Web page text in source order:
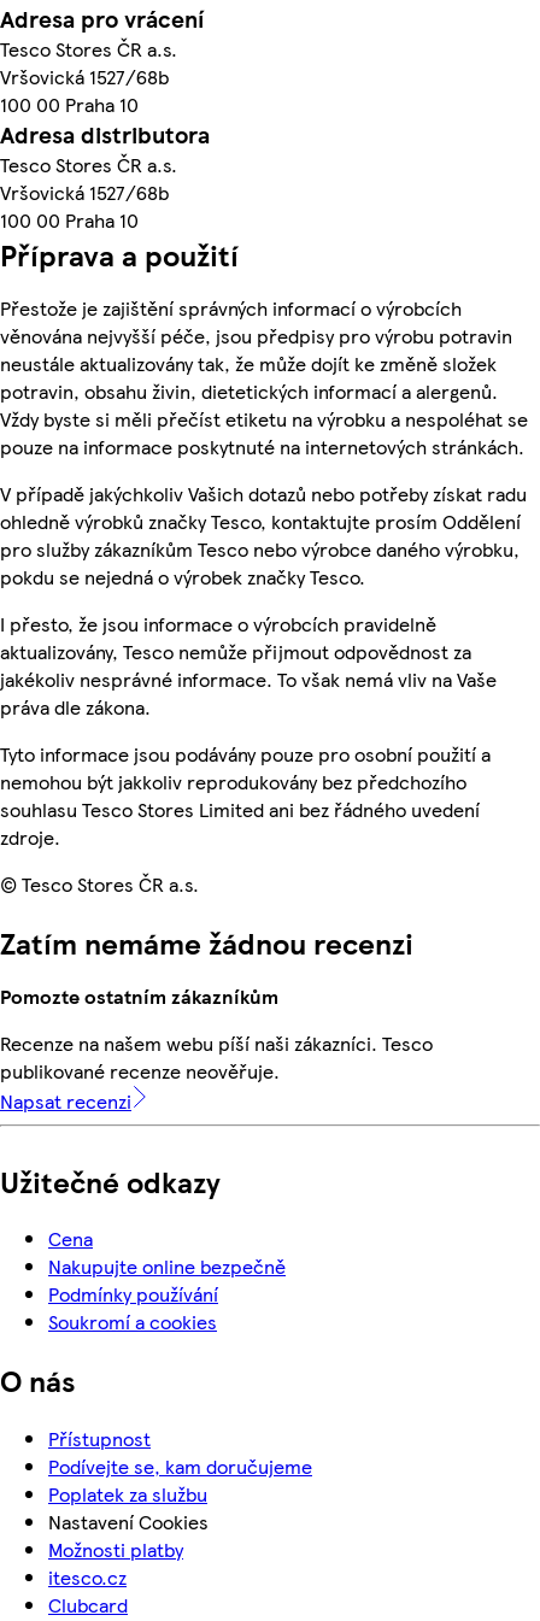
Adresa pro vrácení
Tesco Stores ČR a.s.
Vršovická 1527/68b
100 00 Praha 10
Adresa distributora
Tesco Stores ČR a.s.
Vršovická 1527/68b
100 00 Praha 10
Příprava a použití
Přestože je zajištění správných informací o výrobcích
věnována nejvyšší péče, jsou předpisy pro výrobu potravin
neustále aktualizovány tak, že může dojít ke změně složek
potravin, obsahu živin, dietetických informací a alergenů.
Vždy byste si měli přečíst etiketu na výrobku a nespoléhat se
pouze na informace poskytnuté na internetových stránkách.
V případě jakýchkoliv Vašich dotazů nebo potřeby získat radu
ohledně výrobků značky Tesco, kontaktujte prosím Oddělení
pro služby zákazníkům Tesco nebo výrobce daného výrobku,
pokdu se nejedná o výrobek značky Tesco.
I přesto, že jsou informace o výrobcích pravidelně
aktualizovány, Tesco nemůže přijmout odpovědnost za
jakékoliv nesprávné informace. To však nemá vliv na Vaše
práva dle zákona.
Tyto informace jsou podávány pouze pro osobní použití a
nemohou být jakkoliv reprodukovány bez předchozího
souhlasu Tesco Stores Limited ani bez řádného uvedení
zdroje.
© Tesco Stores ČR a.s.
Zatím nemáme žádnou recenzi
Pomozte ostatním zákazníkům
Recenze na našem webu píší naši zákazníci. Tesco
publikované recenze neověřuje.
Napsat recenzi
Užitečné odkazy
Cena
Nakupujte online bezpečně
Podmínky používání
Soukromí a cookies
O nás
Přístupnost
Podívejte se, kam doručujeme
Poplatek za službu
Nastavení Cookies
Možnosti platby
itesco.cz
Clubcard